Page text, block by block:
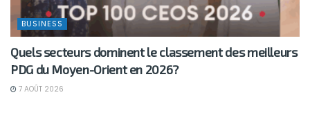
BUSINESS
Quels secteurs dominent le classement des meilleurs
PDG du Moyen-Orient en 2026?
7 AOÛT 2026